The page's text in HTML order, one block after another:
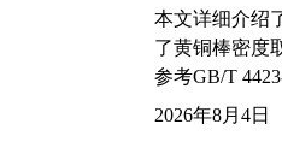
本文详细介绍
了黄铜棒密度
参考GB/T
2026年8月4日